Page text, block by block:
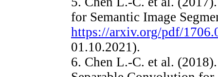
for Semantic Image
https://arxiv.org/pdf/
01.10.2021).
6. Chen L.-C. et al.